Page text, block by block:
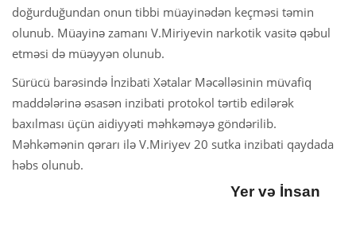
doğurduğundan onun tibbi müayinədən keçməsi təmin
olunub. Müayinə zamanı V.Miriyevin narkotik vasitə qəbul
etməsi də müəyyən olunub.
Sürücü barəsində İnzibati Xətalar Məcəlləsinin müvafiq
maddələrinə əsasən inzibati protokol tərtib edilərək
baxılması üçün aidiyyəti məhkəməyə göndərilib.
Məhkəmənin qərarı ilə V.Miriyev 20 sutka inzibati qaydada
həbs olunub.
Yer və İnsan